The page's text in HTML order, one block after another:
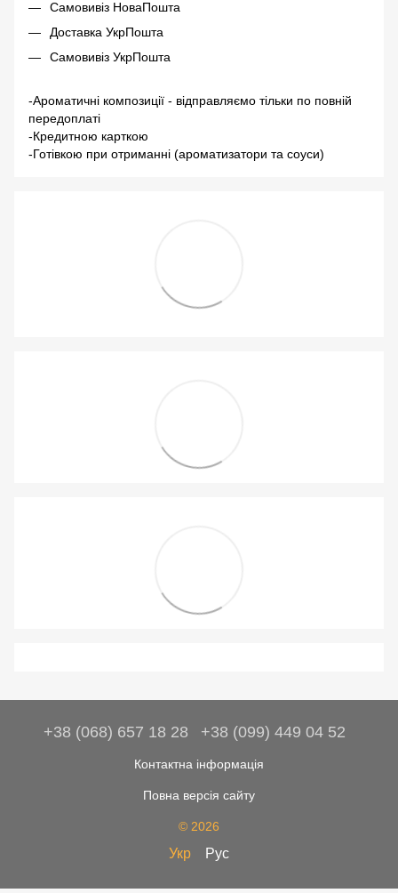
Самовивіз НоваПошта
Доставка УкрПошта
Самовивіз УкрПошта
-Ароматичні композиції - відправляємо тільки по повній
передоплаті
-Кредитною карткою
-Готівкою при отриманні (ароматизатори та соуси)
+38 (068) 657 18 28 +38 (099) 449 04 52
Контактна інформація
Повна версія сайту
© 2026
Укр Рус